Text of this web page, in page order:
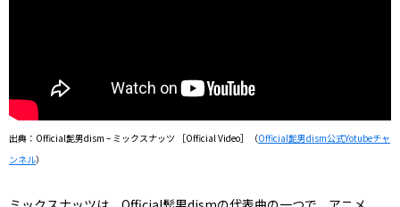
出典：Official髭男dism – ミックスナッツ ［Official Video］（Official髭男dism公式Yotubeチャ
ンネル）